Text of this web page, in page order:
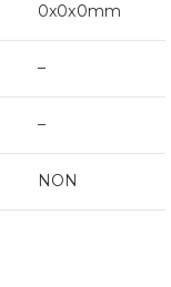
0x0x0mm
–
–
NON